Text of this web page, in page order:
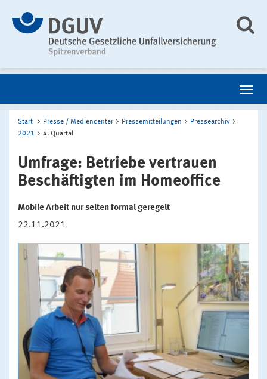
Start Presse / Mediencenter Pressemitteilungen
Pressearchiv
2021
4. Quartal
Umfrage: Betriebe vertrauen
Beschäftigten im Homeoffice
Mobile Arbeit nur selten formal geregelt
22.11.2021